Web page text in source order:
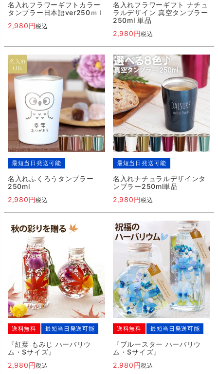
名入れフラワーギフトカラー
タンブラー日本語ver250ｍｌ
2,980
税込
名入れフラワーギフト ナチュ
ラルデザイン 真空タンブラー
250ml 単品
2,980
税込
最短当日発送可能
名入れふくろうタンブラー
250ml
2,980
税込
最短当日発送可能
名入れナチュラルデザインタ
ンブラー250ml単品
2,980
税込
送料無料 最短当日発送可能
『紅葉 もみじ ハーバリウ
ム・Sサイズ』
2,980
税込
送料無料 最短当日発送可能
『ブルースター ハーバリウ
ム・Sサイズ』
2,980
税込